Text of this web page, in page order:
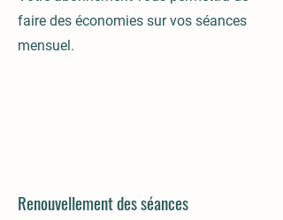
faire des économies sur vos séances
mensuel.
Renouvellement des séances